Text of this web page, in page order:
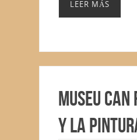
LEER MÁS
Museu
y la